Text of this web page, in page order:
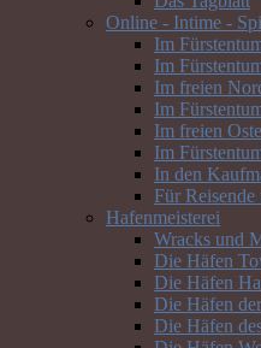
Online - Intime -
Im
Im
Im freien
Im
Im freien
Im
In den
Für
Hafenmeisterei
Wracks und
Die Häfen
Die Häfen
Die Häfen
Die Häfen